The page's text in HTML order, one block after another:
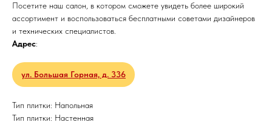
Посетите наш салон, в котором сможете увидеть более широкий
ассортимент и воспользоваться бесплатными советами дизайнеров
и технических специалистов.
Адрес:
ул. Большая Горная, д. 336
Тип плитки: Напольная
Тип плитки: Настенная